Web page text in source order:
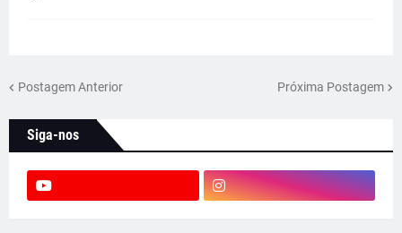
Postagem Anterior Próxima Postagem
Siga-nos